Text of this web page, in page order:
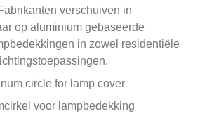
verschuiven in
op aluminium gebaseerde
in zowel residentiële
voor lampbedekking